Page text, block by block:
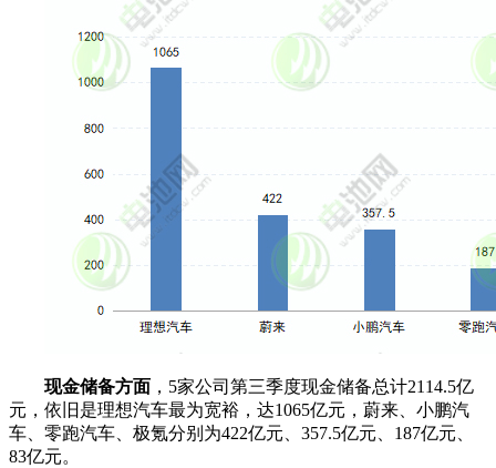
现金储备方面 ，5家公司第三季度现金储备总计2114.5亿
元，依旧是理想汽车最为宽裕，达1065亿元，蔚来、小鹏汽
车、零跑汽车、极氪分别为422亿元、357.5亿元、187亿元、
83亿元。